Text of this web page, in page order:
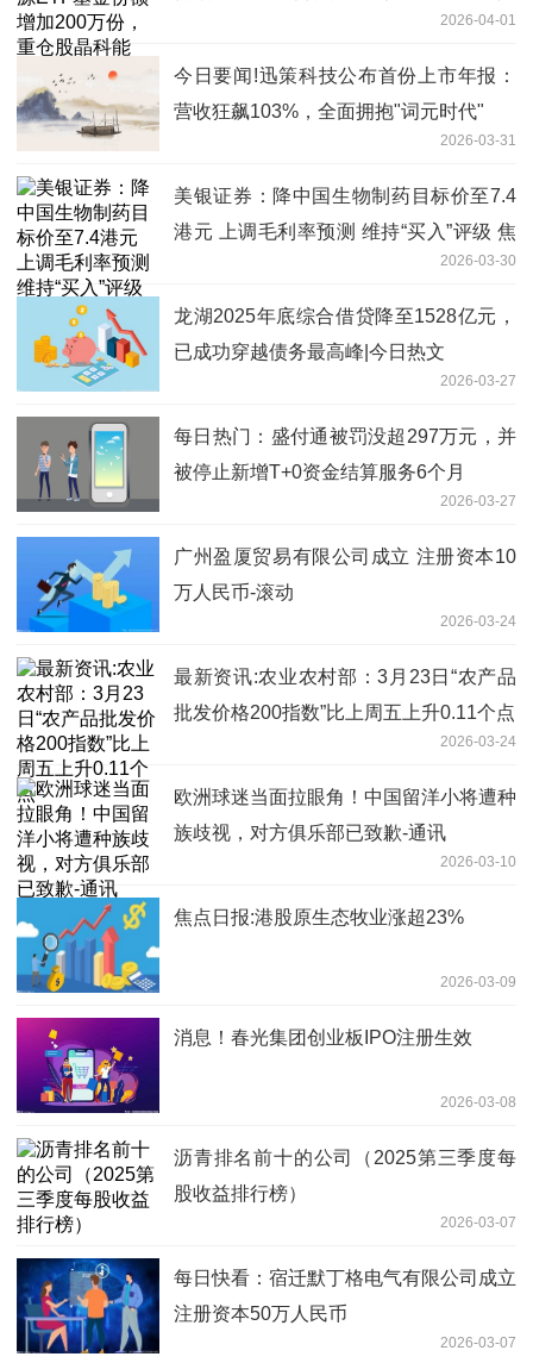
2026-04-01
今日要闻!迅策科技公布首份上市年报：
营收狂飙103%，全面拥抱"词元时代"
2026-03-31
美银证券：降中国生物制药目标价至7.4
港元 上调毛利率预测 维持“买入”评级 焦
2026-03-30
龙湖2025年底综合借贷降至1528亿元，
已成功穿越债务最高峰|今日热文
2026-03-27
每日热门：盛付通被罚没超297万元，并
被停止新增T+0资金结算服务6个月
2026-03-27
广州盈厦贸易有限公司成立 注册资本10
万人民币-滚动
2026-03-24
最新资讯:农业农村部：3月23日“农产品
批发价格200指数”比上周五上升0.11个点
2026-03-24
欧洲球迷当面拉眼角！中国留洋小将遭种
族歧视，对方俱乐部已致歉-通讯
2026-03-10
焦点日报:港股原生态牧业涨超23%
2026-03-09
消息！春光集团创业板IPO注册生效
2026-03-08
沥青排名前十的公司（2025第三季度每
股收益排行榜）
2026-03-07
每日快看：宿迁默丁格电气有限公司成立
注册资本50万人民币
2026-03-07